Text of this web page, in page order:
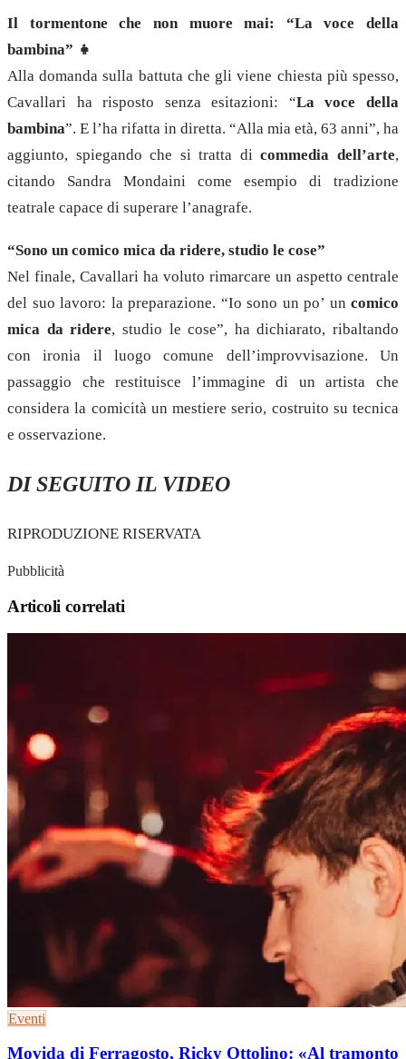
Il tormentone che non muore mai: “La voce della
bambina” 👧
Alla domanda sulla battuta che gli viene chiesta più spesso,
Cavallari ha risposto senza esitazioni: “La voce della
bambina”. E l’ha rifatta in diretta. “Alla mia età, 63 anni”, ha
aggiunto, spiegando che si tratta dicommedia dell’arte,
citando Sandra Mondaini come esempio di tradizione
teatrale capace di superare l’anagrafe.
“Sono un comico mica da ridere, studio le cose”
Nel finale, Cavallari ha voluto rimarcare un aspetto centrale
del suo lavoro: la preparazione. “Io sono un po’ un comico
mica da ridere, studio le cose”, ha dichiarato, ribaltando
con ironia il luogo comune dell’improvvisazione. Un
passaggio che restituisce l’immagine di un artista che
considera la comicità un mestiere serio, costruito su tecnica
e osservazione.
DI SEGUITO IL VIDEO
RIPRODUZIONE RISERVATA
Pubblicità
Articoli correlati
Eventi
Movida di Ferragosto, Ricky Ottolino: «Al tramonto